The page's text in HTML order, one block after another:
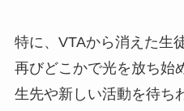
特に、VTAから消えた生
再びどこかで光を放ち始
生先や新しい活動を待ち